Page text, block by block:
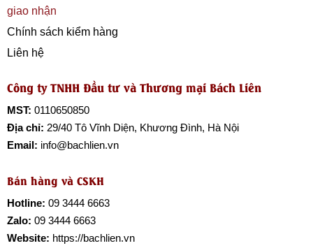
giao nhận
Chính sách kiểm hàng
Liên hệ
Công ty TNHH Đầu tư và Thương mại Bách Liên
MST: 0110650850
Địa chỉ: 29/40 Tô Vĩnh Diện, Khương Đình, Hà Nội
Email: info@bachlien.vn
Bán hàng và CSKH
Hotline: 09 3444 6663
Zalo: 09 3444 6663
Website: https://bachlien.vn